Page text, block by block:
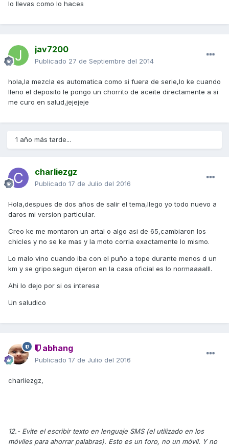
lo llevas como lo haces
jav7200
Publicado 27 de Septiembre del 2014
hola,la mezcla es automatica como si fuera de serie,lo ke cuando
lleno el deposito le pongo un chorrito de aceite directamente a si
me curo en salud,jejejeje
1 año más tarde...
charliezgz
Publicado 17 de Julio del 2016
Hola,despues de dos años de salir el tema,llego yo todo nuevo a
daros mi version particular.
Creo ke me montaron un artal o algo asi de 65,cambiaron los
chicles y no se ke mas y la moto corria exactamente lo mismo.
Lo malo vino cuando iba con el puño a tope durante menos d un
km y se gripo.segun dijeron en la casa oficial es lo normaaaalll.
Ahi lo dejo por si os interesa
Un saludico
abhang
Publicado 17 de Julio del 2016
charliezgz,
12.- Evite el escribir texto en lenguaje SMS (el utilizado en los
móviles para ahorrar palabras). Esto es un foro, no un móvil. Y no